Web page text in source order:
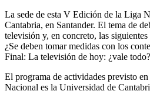
La sede de esta V Edición de la Liga
Cantabria, en Santander. El tema de
televisión y, en concreto, las
¿Se deben tomar medidas con los
Final: La televisión de hoy: ¿vale todo?
El programa de actividades previsto
Nacional es la Universidad de